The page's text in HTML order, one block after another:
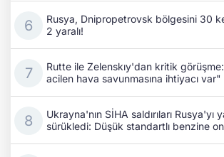
Rusya, Dnipropetrovsk bölgesini 30
2 yaralı!
Rutte ile Zelenskıy'dan kritik
acilen hava savunmasına ihtiyacı var"
Ukrayna'nın SİHA saldırıları Rusya'yı
sürükledi: Düşük standartlı benzine